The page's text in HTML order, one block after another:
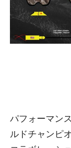
パフォーマン
ルドチャンピ